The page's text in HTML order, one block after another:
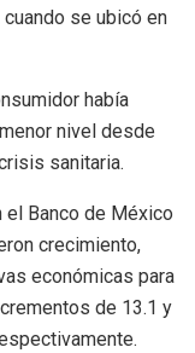
se ubicó en
había
nivel desde
sanitaria.
el Banco de México
crecimiento,
económicas para
de 13.1 y